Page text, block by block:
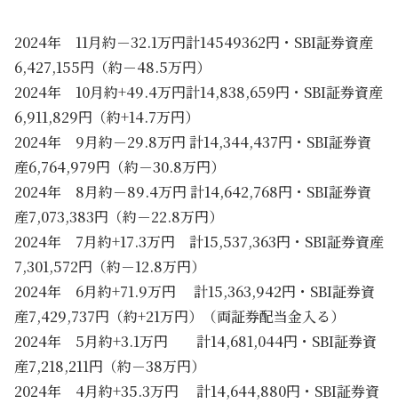
2024年 11月約－32.1万円計14549362円・SBI証券資産
6,427,155円（約－48.5万円）
2024年 10月約+49.4万円計14,838,659円・SBI証券資産
6,911,829円（約+14.7万円）
2024年 9月約－29.8万円 計14,344,437円・SBI証券資
産6,764,979円（約－30.8万円）
2024年 8月約－89.4万円 計14,642,768円・SBI証券資
産7,073,383円（約－22.8万円）
2024年 7月約+17.3万円 計15,537,363円・SBI証券資産
7,301,572円（約－12.8万円）
2024年 6月約+71.9万円 計15,363,942円・SBI証券資
産7,429,737円（約+21万円）（両証券配当金入る）
2024年 5月約+3.1万円 計14,681,044円・SBI証券資
産7,218,211円（約－38万円）
2024年 4月約+35.3万円 計14,644,880円・SBI証券資